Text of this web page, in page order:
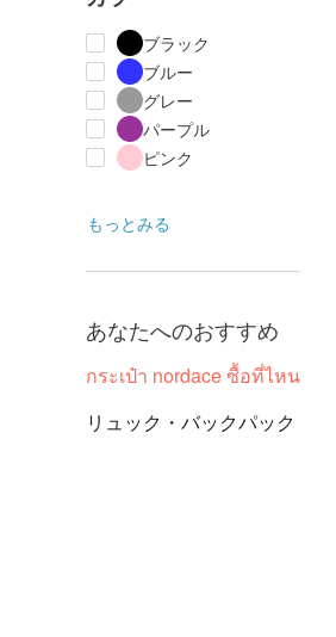
ブラック
ブルー
グレー
パープル
ピンク
もっとみる
あなたへのおすすめ
กระเป๋า nordace ซื้อที่ไหน
リュック・バックパック